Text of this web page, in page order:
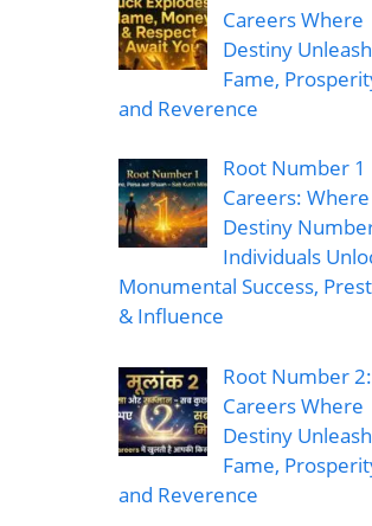
Careers Where
Destiny
Fame,
and Reverence
Root Number 1
Careers: Where
Destiny
Individuals
Monumental Success,
& Influence
Root Number
Careers Where
Destiny
Fame,
and Reverence